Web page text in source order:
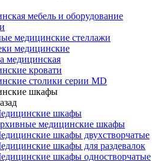
мебель и оборудование
медицинские стеллажи
медицинские
медицинская
кровати
столики серии MD
шкафы
шкафы
медицинские шкафы
шкафы двухстворчатые
шкафы для раздевалок
шкафы одностворчатые